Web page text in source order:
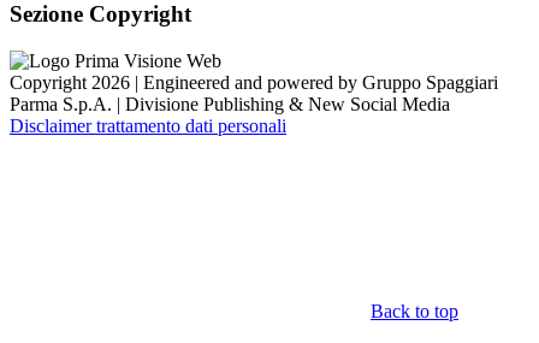
Sezione Copyright
Copyright 2026 | Engineered and powered by Gruppo Spaggiari
Parma S.p.A. | Divisione Publishing & New Social Media
Disclaimer trattamento dati personali
Back to top